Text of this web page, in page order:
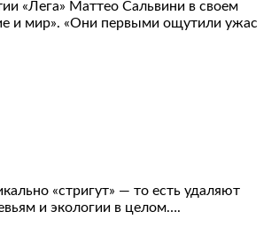
«Лега» Маттео Сальвини в своем
и мир». «Они первыми ощутили ужас
«стригут» — то есть удаляют
и экологии в целом….